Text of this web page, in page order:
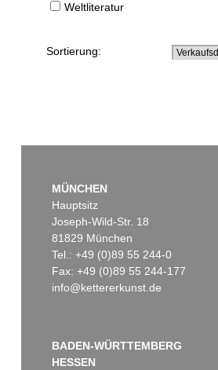
Weltliteratur
Sortierung:
MÜNCHEN
Hauptsitz
Joseph-Wild-Str. 18
81829 München
Tel.: +49 (0)89 55 244-0
Fax: +49 (0)89 55 244-177
info@kettererkunst.de
BADEN-WÜRTTEMBERG
HESSEN